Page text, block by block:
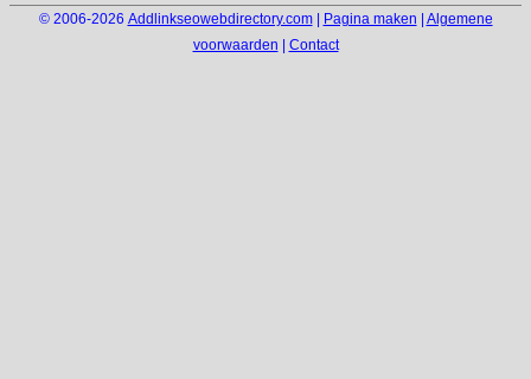
© 2006-2026 Addlinkseowebdirectory.com| Pagina maken | Algemene
voorwaarden | Contact